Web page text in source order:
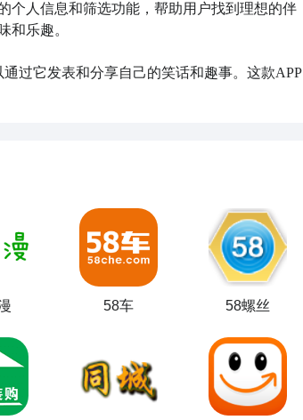
个人信息和筛选功能，帮助用户找到理想的伴
和乐趣。
过它发表和分享自己的笑话和趣事。这款APP
58车 58螺丝